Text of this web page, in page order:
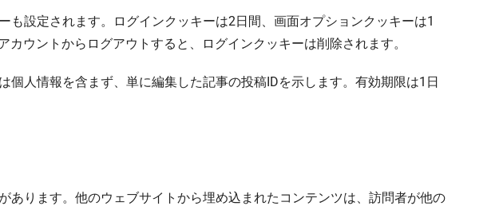
設定されます。ログインクッキーは2日間、画面オプションクッキーは1
ウントからログアウトすると、ログインクッキーは削除されます。
人情報を含まず、単に編集した記事の投稿IDを示します。有効期限は1日
ります。他のウェブサイトから埋め込まれたコンテンツは、訪問者が他の